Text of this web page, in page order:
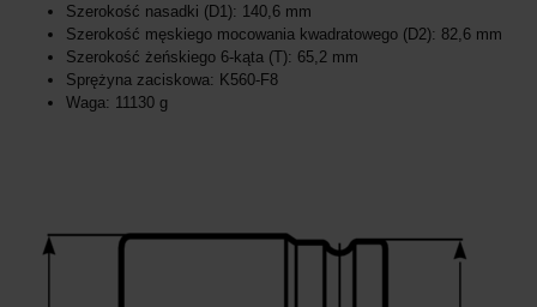
Szerokość nasadki (D1): 140,6 mm
Szerokość męskiego mocowania kwadratowego (D2): 82,6 mm
Szerokość żeńskiego 6-kąta (T): 65,2 mm
Sprężyna zaciskowa: K560-F8
Waga: 11130 g